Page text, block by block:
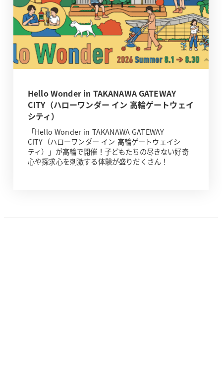
Hello Wonder in TAKANAWA GATEWAY
CITY（ハローワンダー イン 高輪ゲートウェイ
シティ）
「Hello Wonder in TAKANAWA GATEWAY
CITY（ハローワンダー イン 高輪ゲートウェイシ
ティ）」が高輪で開催！子どもたちの尽きない好奇
心や探求心を刺激する体験が盛りだくさん！